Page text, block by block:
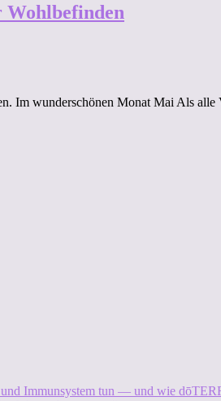
Im wunderschönen Monat Mai Als
Immunsystem tun — und wie